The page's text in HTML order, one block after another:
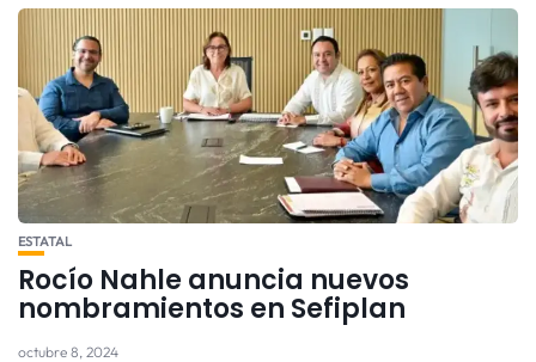
ESTATAL
Rocío Nahle anuncia nuevos
nombramientos en Sefiplan
octubre 8, 2024